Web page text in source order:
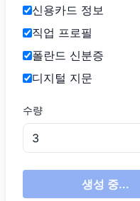
신용카드 정보
직업 프로필
폴란드 신분증
디지털 지문
수량
생성 중...